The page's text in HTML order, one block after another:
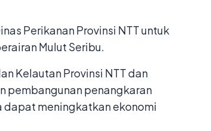
Perikanan Provinsi NTT untuk
Mulut Seribu.
Kelautan Provinsi NTT dan
pembangunan penangkaran
meningkatkan ekonomi